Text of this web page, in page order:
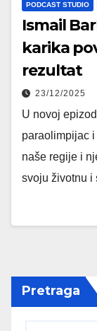
PODCAST STUDIO
Ismail
karika
rezultat
23/12/2025
U novoj
paraolimpijac
naše regije i
svoju životnu
Pretraga